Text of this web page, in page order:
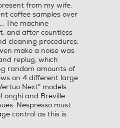
Macina caffè incorporato
Intensità caffè regolabile
Erogatore caffè regolabile
altezza/profondità
from my wife.
coffee samples over
The machine
and after countless
cleaning procedures,
make a noise was
replug, which
random amounts of
on 4 different large
Next" models
and Breville
Nespresso must
control as this is